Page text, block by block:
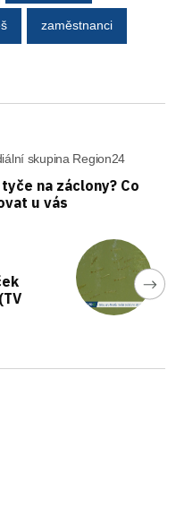
zaměstnanci
skupina Region24
na záclony? Co
u vás